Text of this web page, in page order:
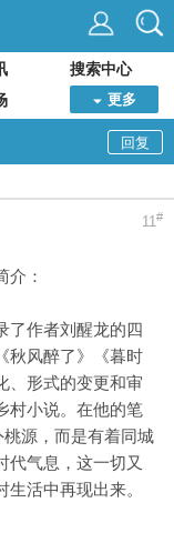
搜索中心
更多
回复
11#
介：
了作者刘醒龙的四
秋风醉了》《暮时
、形式的变更和审
村小说。在他的笔
桃源，而是有着同城
代气息，这一切又
活中再现出来。